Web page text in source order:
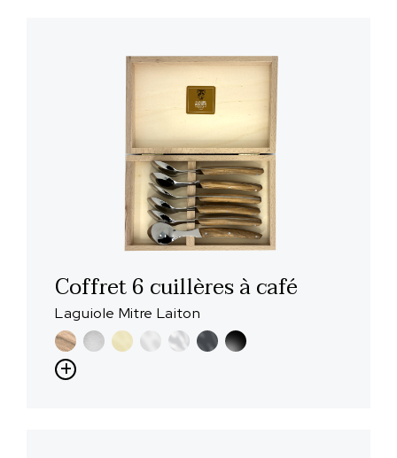
Coffret 6 cuillères à café
Laguiole Mitre Laiton